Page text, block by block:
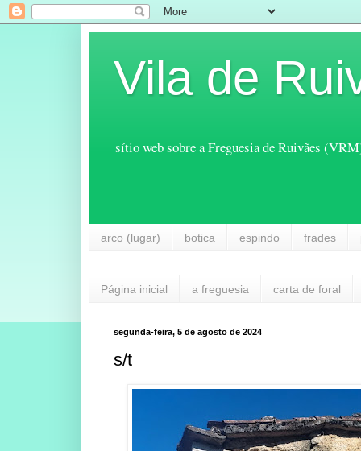
Vila de
sítio web sobre a Freguesia de Ruivães
arco (lugar) botica espindo frades
Página inicial a freguesia carta de foral
segunda-feira, 5 de agosto de 2024
s/t